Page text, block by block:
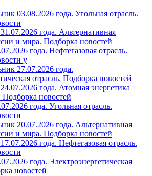
03.08.2026 года. Угольная отрасль.
года. Альтернативная
и мира. Подборка новостей
года. Нефтегазовая отрасль.
у
27.07.2026 года.
отрасль. Подборка новостей
года. Атомная энергетика
новостей
года. Угольная отрасль.
20.07.2026 года. Альтернативная
и мира. Подборка новостей
года. Нефтегазовая отрасль.
года. Электроэнергетическая
новостей